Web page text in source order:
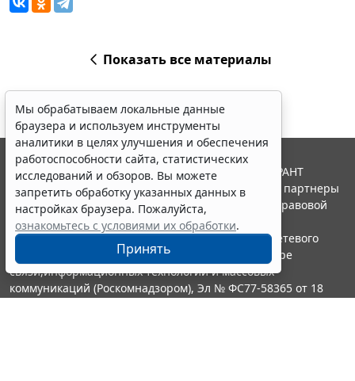
Показать все материалы
Мы обрабатываем локальные данные
браузера и используем инструменты
аналитики в целях улучшения и обеспечения
работоспособности сайта, статистических
исследований и обзоров. Вы можете
запретить обработку указанных данных в
настройках браузера. Пожалуйста,
ознакомьтесь с условиями их обработки.
Принять
© ООО "НПП "ГАРАНТ-СЕРВИС", 2026. Система ГАРАНТ
выпускается с 1990 года. Компания "Гарант" и ее партнеры
являются участниками Российской ассоциации правовой
информации ГАРАНТ.
Портал ГАРАНТ.РУ зарегистрирован в качестве сетевого
издания Федеральной службой по надзору в сфере
связи,информационных технологий и массовых
коммуникаций (Роскомнадзором), Эл № ФС77-58365 от 18